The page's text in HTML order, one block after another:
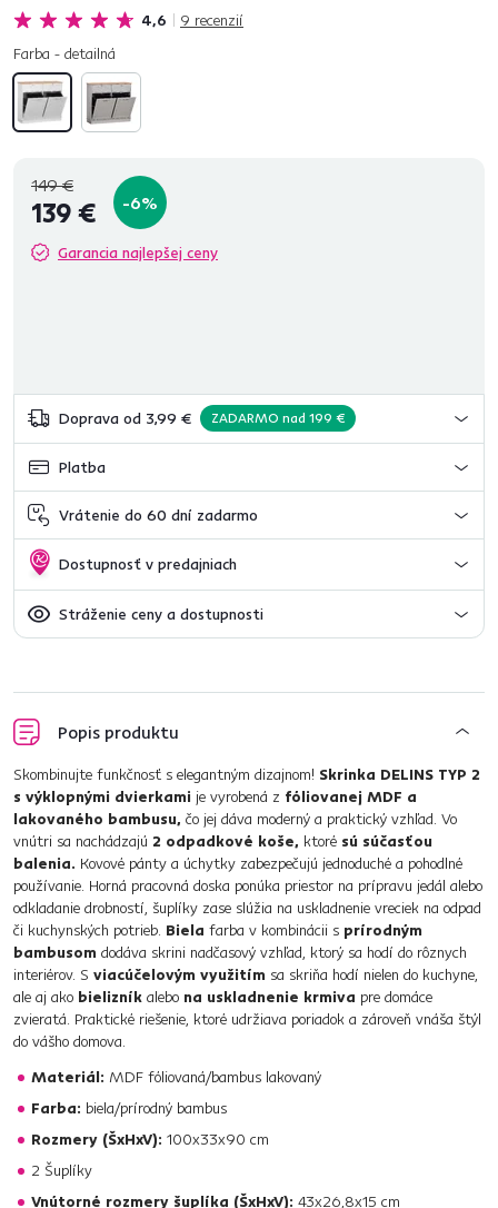
4,6 9 recenzií
bambusu, čo jej dáva moderný a praktický vzhľad. Vo vnútri sa nach...
Farba - detailná
149 €
139 € -6%
Garancia najlepšej ceny
Doprava od 3,99 € ZADARMO nad 199 €
Platba
Vrátenie do 60 dní zadarmo
Dostupnosť v predajniach
Stráženie ceny a dostupnosti
Popis produktu
Skombinujte funkčnosť s elegantným dizajnom! Skrinka DELINS TYP 2
s výklopnými dvierkami je vyrobená z fóliovanej MDF a
lakovaného bambusu, čo jej dáva moderný a praktický vzhľad. Vo
vnútri sa nachádzajú 2 odpadkové koše, ktoré sú súčasťou
balenia. Kovové pánty a úchytky zabezpečujú jednoduché a pohodlné
používanie. Horná pracovná doska ponúka priestor na prípravu jedál alebo
odkladanie drobností, šuplíky zase slúžia na uskladnenie vreciek na odpad
či kuchynských potrieb. Biela farba v kombinácii s prírodným
bambusom dodáva skrini nadčasový vzhľad, ktorý sa hodí do rôznych
interiérov. S viacúčelovým využitím sa skriňa hodí nielen do kuchyne,
ale aj ako bielizník alebo na uskladnenie krmiva pre domáce
zvieratá. Praktické riešenie, ktoré udržiava poriadok a zároveň vnáša štýl
do vášho domova.
Materiál: MDF fóliovaná/bambus lakovaný
Farba: biela/prírodný bambus
Rozmery (ŠxHxV): 100x33x90 cm
2 Šuplíky
Vnútorné rozmery šuplíka (ŠxHxV): 43x26,8x15 cm